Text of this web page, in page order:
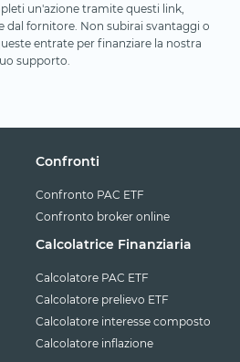
un'azione tramite questi link,
dal fornitore. Non subirai svantaggi o
entrate per finanziare la nostra
supporto.
Confronti
Confronto PAC ETF
Confronto broker online
Calcolatrice Finanziaria
Calcolatore PAC ETF
Calcolatore prelievo ETF
Calcolatore interesse composto
Calcolatore inflazione